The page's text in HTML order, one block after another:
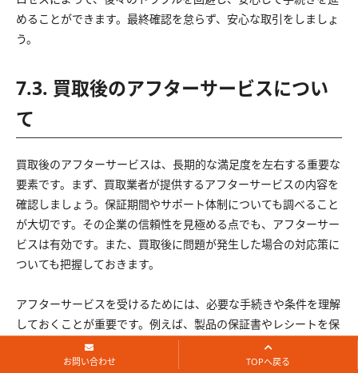
めることができます。最終確認を怠らず、安心な取引をしましょ
う。
7.3. 買取後のアフターサービスについ
て
買取後のアフターサービスは、長期的な満足度を左右する重要な
要素です。まず、買取業者が提供するアフターサービスの内容を
確認しましょう。保証期間やサポート体制についても調べること
が大切です。その企業の信頼性を見極める点でも、アフターサー
ビスは有効です。また、買取後に問題が発生した場合の対応策に
ついても把握しておきます。
アフターサービスを受けるためには、必要な手続きや条件を理解
しておくことが重要です。例えば、製品の保証書やレシートを保
管することが求められることがあります。さらに、サービスセン
ターの連絡先を知っておくと、トラブルが発生した際に迅速に対
お問い合わせ TOPへ戻る